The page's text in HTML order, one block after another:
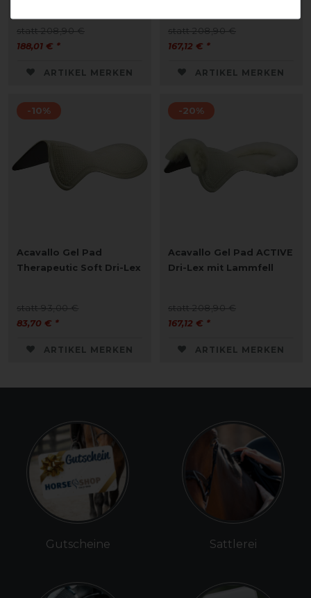
statt 208,90 €
188,01 € *
ARTIKEL MERKEN
statt 208,90 €
167,12 € *
ARTIKEL MERKEN
-10%
Acavallo Gel Pad
Therapeutic Soft Dri-Lex
statt 93,00 €
83,70 € *
ARTIKEL MERKEN
-20%
Acavallo Gel Pad ACTIVE
Dri-Lex mit Lammfell
statt 208,90 €
167,12 € *
ARTIKEL MERKEN
Gutscheine Sattlerei